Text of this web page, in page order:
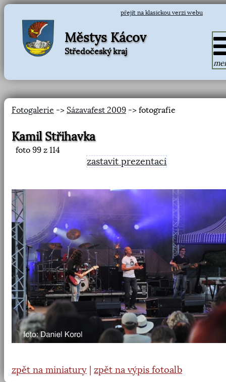
přejít na klasickou verzi webu
Městys Kácov
Středočeský kraj
Fotogalerie -> Sázavafest 2009 -> fotografie
Kamil Střihavka
foto 99 z 114
zastavit prezentaci
zpět na miniatury zpět na výpis fotoalb